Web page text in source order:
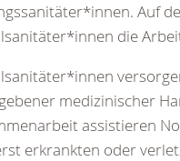
Auf
die
medizinischer
assistieren
erkrankten oder